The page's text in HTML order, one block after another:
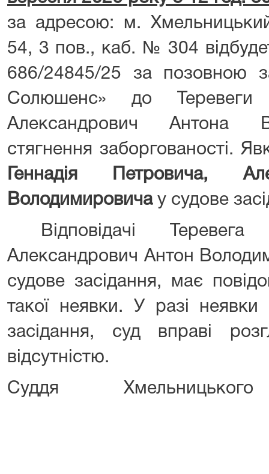
за адресою: м.
54, 3 пов., каб. № 304
686/24845/25 за позовною
Солюшенс» до Теревеги
Александрович Антона
стягнення заборгованості.
Геннадія Петровича,
Володимировича у судове
Відповідачі Теревега
Александрович Антон
судове засідання, має
такої неявки. У разі неявки
засідання, суд вправі
відсутністю.
Суддя Хмельницького